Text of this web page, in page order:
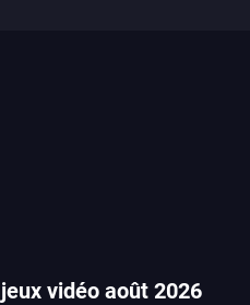
vidéo août 2026